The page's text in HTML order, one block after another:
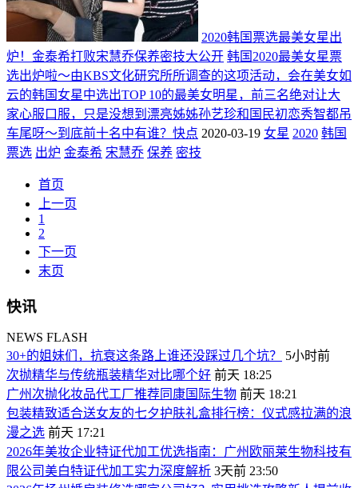
2020韩国票选最美女星出
炉！金泰希打败宋慧乔保养密技大公开 韩国2020最美女星票
选出炉啦～由KBS文化研究所所调查的这项活动，会在美女如
云的韩国女星中选出TOP 10的最美女明星，前三名绝对让大
家心服口服，只是没想到漂亮姊姊孙艺珍和国民初恋秀智都吊
车尾呀～到底前十名中有谁？快点 2020-03-19 女星 2020 韩国
票选 出炉 金泰希 宋慧乔 保养 密技
首页
上一页
1
2
下一页
末页
快讯
NEWS FLASH
30+的姐妹们，抗衰这条路上谁还没踩过几个坑？
5小时前
次抛精华与传统瓶装精华对比哪个好 前天 18:25
广州次抛化妆品代工厂推荐同康国际生物 前天 18:21
包装精致适合送女友的七夕护肤礼盒排行榜：仪式感拉满的浪
漫之选 前天 17:21
2026年美妆企业特证代加工优选指南：广州欧丽莱生物科技有
限公司美白特证代加工实力深度解析 3天前 23:50